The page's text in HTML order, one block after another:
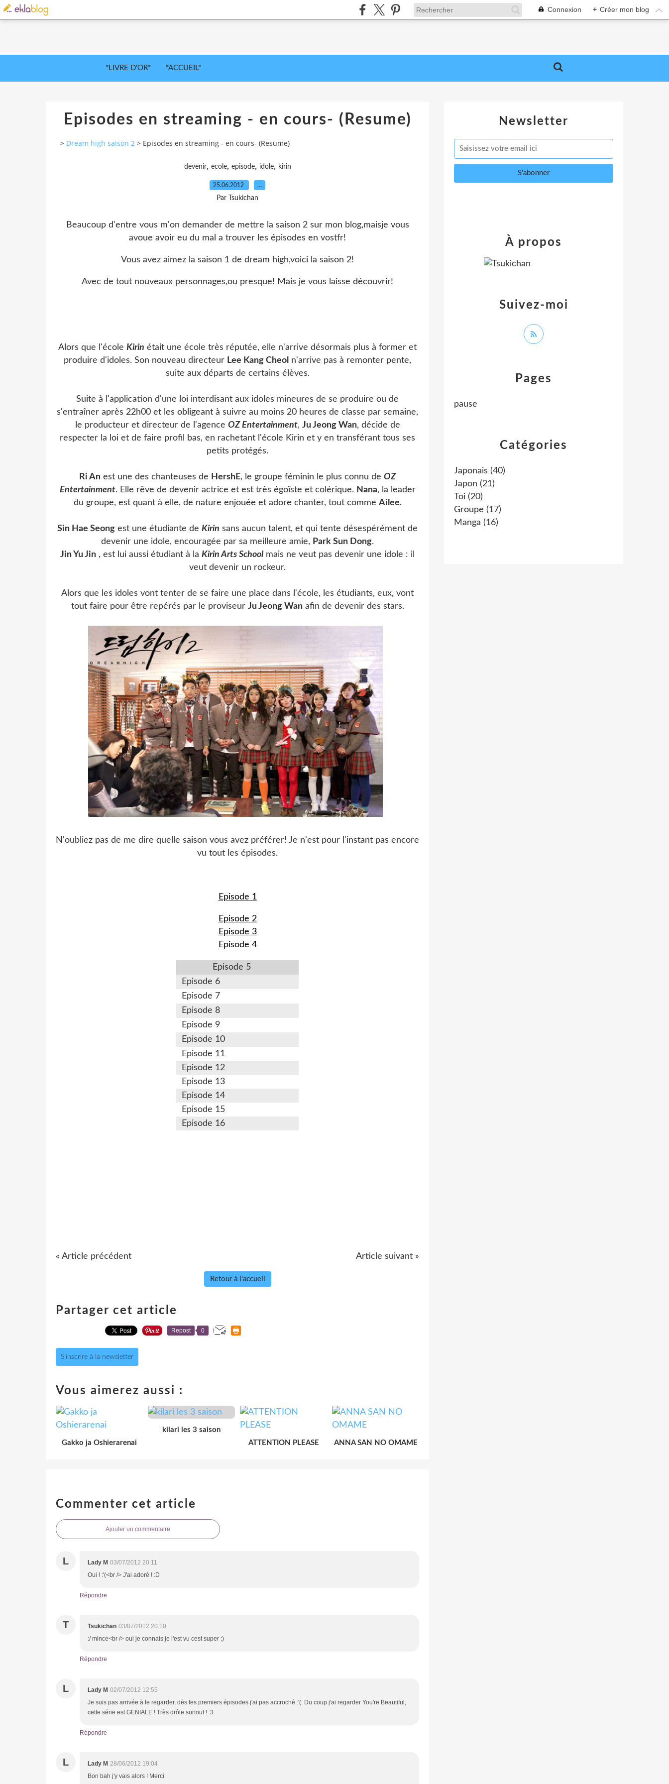
Connexion + Créer mon blog
*LIVRE D'OR* *ACCUEIL*
Episodes en streaming - en cours- (Resume)
> Dream high saison 2 > Episodes en streaming - en cours- (Resume)
devenir, ecole, episode, idole, kirin
25.06.2012 …
Par Tsukichan
Beaucoup d'entre vous m'on demander de mettre la saison 2 sur mon blog,maisje vous
avoue avoir eu du mal a trouver les épisodes en vostfr!
Vous avez aimez la saison 1 de dream high,voici la saison 2!
Avec de tout nouveaux personnages,ou presque! Mais je vous laisse découvrir!
Alors que l'école Kirin était une école très réputée, elle n'arrive désormais plus à former et
produire d'idoles. Son nouveau directeur Lee Kang Cheol n'arrive pas à remonter pente,
suite aux départs de certains élèves.
Suite à l'application d'une loi interdisant aux idoles mineures de se produire ou de
s'entraîner après 22h00 et les obligeant à suivre au moins 20 heures de classe par semaine,
le producteur et directeur de l'agence OZ Entertainment, Ju Jeong Wan, décide de
respecter la loi et de faire profil bas, en rachetant l'école Kirin et y en transférant tous ses
petits protégés.
Ri An est une des chanteuses de HershE, le groupe féminin le plus connu de OZ
Entertainment. Elle rêve de devenir actrice et est très égoïste et colérique. Nana, la leader
du groupe, est quant à elle, de nature enjouée et adore chanter, tout comme Ailee.
Sin Hae Seong est une étudiante de Kirin sans aucun talent, et qui tente désespérément de
devenir une idole, encouragée par sa meilleure amie, Park Sun Dong.
Jin Yu Jin , est lui aussi étudiant à la Kirin Arts School mais ne veut pas devenir une idole : il
veut devenir un rockeur.
Alors que les idoles vont tenter de se faire une place dans l'école, les étudiants, eux, vont
tout faire pour être repérés par le proviseur Ju Jeong Wanafin de devenir des stars.
N'oubliez pas de me dire quelle saison vous avez préférer! Je n'est pour l'instant pas encore
vu tout les épisodes.
Episode 1
Episode 2
Episode 3
Episode 4
Episode 5
Episode 6
Episode 7
Episode 8
Episode 9
Episode 10
Episode 11
Episode 12
Episode 13
Episode 14
Episode 15
Episode 16
« Article précédent Article suivant »
Retour à l'accueil
Partager cet article
Repost 0
S'inscrire à la newsletter
Vous aimerez aussi :
Gakko ja Oshierarenai
kilari les 3 saison
ATTENTION PLEASE
ANNA SAN NO OMAME
Commenter cet article
Ajouter un commentaire
L Lady M 03/07/2012 20:11
Oui ! :'(<br /> J'ai adoré ! :D
Répondre
T Tsukichan 03/07/2012 20:10
:/ mince<br /> oui je connais je l'est vu cest super :)
Répondre
L Lady M 02/07/2012 12:55
Je suis pas arrivée à le regarder, dès les premiers épisodes j'ai pas accroché :'(. Du coup j'ai regarder You're Beautiful,
cette série est GENIALE ! Très drôle surtout ! :3
Répondre
L Lady M 28/06/2012 19:04
Bon bah j'y vais alors ! Merci
Newsletter
Catégories
Japonais (40)
Japon (21)
Toi (20)
Groupe (17)
Manga (16)
Pages
pause
Suivez-moi
À propos